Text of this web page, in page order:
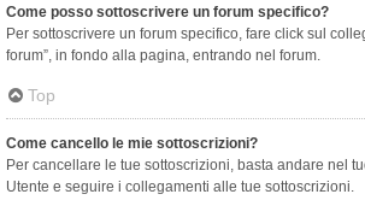
Come posso sottoscrivere un forum specifico?
Per sottoscrivere un forum specifico, fare click sul
forum”, in fondo alla pagina, entrando nel forum.
Top
Come cancello le mie sottoscrizioni?
Per cancellare le tue sottoscrizioni, basta andare nel
Utente e seguire i collegamenti alle tue sottoscrizioni.